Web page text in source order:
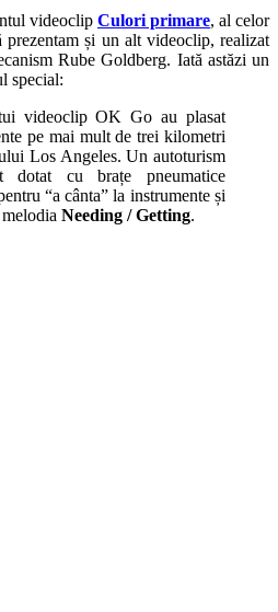
videoclip Culori primare, al celor
și un alt videoclip, realizat
Rube Goldberg. Iată astăzi un
special:
videoclip OK Go au plasat
pe mai mult de trei kilometri
Los Angeles. Un autoturism
cu brațe pneumatice
“a cânta” la instrumente și
Needing / Getting.